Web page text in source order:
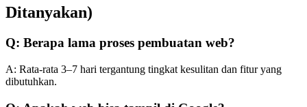
Ditanyakan)
Q: Berapa lama proses pembuatan web?
A: Rata-rata 3–7 hari tergantung tingkat kesulitan dan fitur yang
dibutuhkan.